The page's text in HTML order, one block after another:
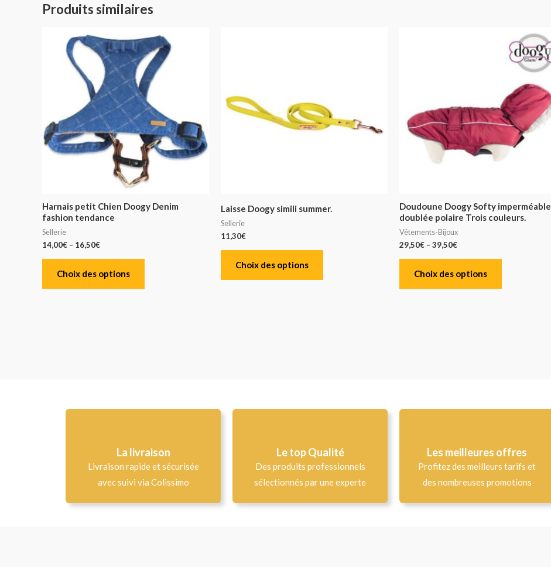
Produits similaires
Harnais petit Chien Doogy Denim
fashion tendance
Sellerie
14,00€ – 16,50€
Choix des options
Laisse Doogy simili summer.
Sellerie
11,30€
Choix des options
Doudoune Doogy Softy imperméable
doublée polaire Trois couleurs.
Vêtements-Bijoux
29,50€ – 39,50€
Choix des options
La livraison
Livraison rapide et sécurisée
avec suivi via Colissimo
Le top Qualité​
Des produits professionnels
sélectionnés par une experte
Les meilleures offres
Profitez des meilleurs tarifs et
des nombreuses promotions